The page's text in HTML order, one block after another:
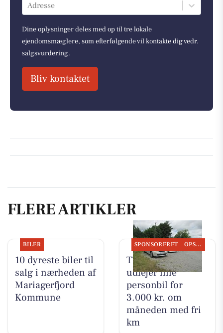
Adresse
Dine oplysninger deles med op til tre lokale
ejendomsmæglere, som efterfølgende vil kontakte dig vedr.
salgsvurdering.
Bliv kontaktet
FLERE ARTIKLER
BILER
10 dyreste biler til
salg i nærheden af
Mariagerfjord
Kommune
SPONSORERET OPSLAGSTAVLEN
TT CARS ApS
udlejer lille
personbil for
3.000 kr. om
måneden med fri
km